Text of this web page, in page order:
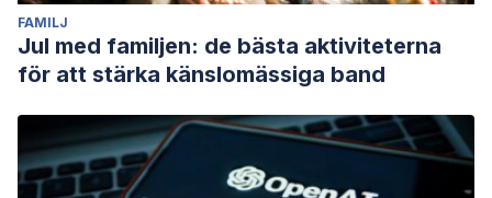
FAMILJ
Jul med familjen: de bästa aktiviteterna
för att stärka känslomässiga band